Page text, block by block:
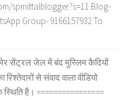
spmittalblogger?s=11 Blog-
Group- 9166157932 To
सेंट्रल जेल में बंद मुस्लिम कैदियों
से संवाद वाला वीडियो
है। ================